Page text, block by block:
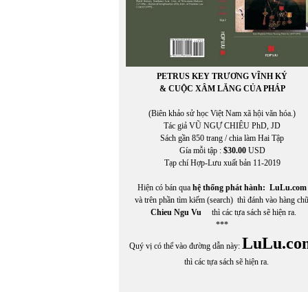
PETRUS KEY TRƯƠNG VĨNH KÝ
& CUỘC XÂM LĂNG CỦA PHÁP
(Biên khảo sử học Việt Nam xã hội văn hóa.)
Tác giả VŨ NGỰ CHIÊU PhD, JD
Sách gần 850 trang / chia làm Hai Tập
Gía mỗi tập : $30.00USD
Tạp chí Hợp-Lưu xuất bản 11-2019
Hiện có bán qua hệ thống phát hành: LuLu.com
và trên phần tìm kiếm (search) thì đánh vào hàng
Chieu Ngu Vu thì các tựa sách sẽ hiện ra.
***
Quý vị có thể vào đường dẫn này:
thì các tựa sách sẽ hiện ra.